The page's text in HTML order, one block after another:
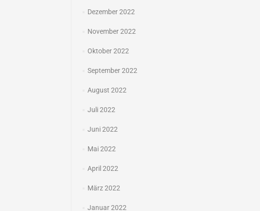
Dezember 2022
November 2022
Oktober 2022
September 2022
August 2022
Juli 2022
Juni 2022
Mai 2022
April 2022
März 2022
Januar 2022